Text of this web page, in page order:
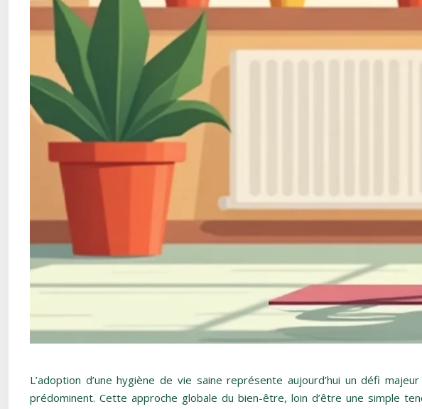
L’adoption d’une hygiène de vie saine représente aujourd’hui un défi
prédominent. Cette approche globale du bien-être, loin d’être une simple